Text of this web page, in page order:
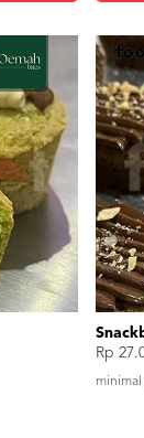
Rp
minimal